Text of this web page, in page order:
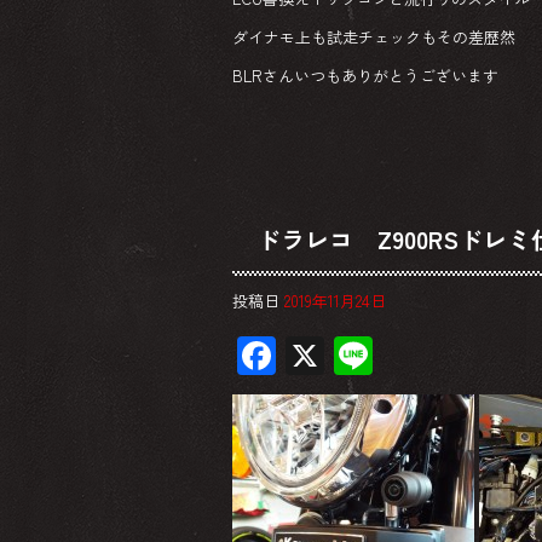
ダイナモ上も試走チェックもその差歴然
BLRさんいつもありがとうございます
ドラレコ Z900RSドレミ
投稿日 2019年11月24日
F
ac
e
b
o
X
ne